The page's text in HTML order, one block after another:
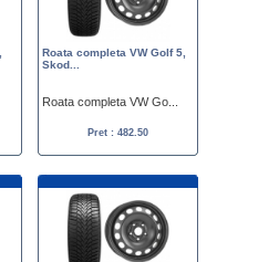
Roata completa VW Golf 5,
Skod...
Roata completa VW Go...
Pret : 482.50